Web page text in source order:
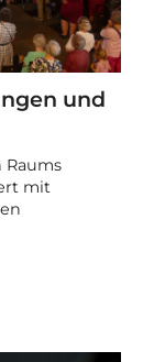
und
Raums
mit